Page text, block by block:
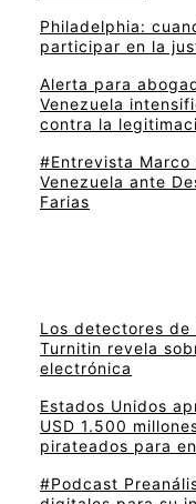
Philadelphia:
participar en la
Alerta para
Venezuela
contra la
#Entrevista
Venezuela ante
Farias
Los detectores
Turnitin revela
electrónica
Estados Unidos
USD 1.500
pirateados para
#Podcast